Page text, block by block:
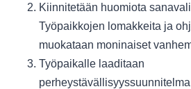
Kiinnitetään huomiota
Työpaikkojen lomakkeita ja
muokataan moninaiset
Työpaikalle laaditaan